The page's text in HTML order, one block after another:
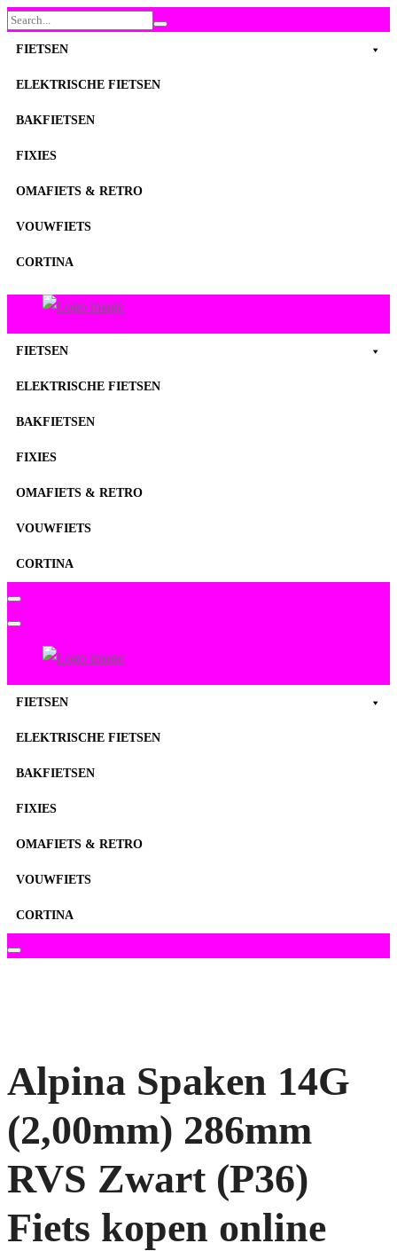
Search
for:
FIETSEN
ELEKTRISCHE FIETSEN
BAKFIETSEN
FIXIES
OMAFIETS & RETRO
VOUWFIETS
CORTINA
FietsenMagazijn
Primary
FIETSEN
ELEKTRISCHE FIETSEN
BAKFIETSEN
FIXIES
OMAFIETS & RETRO
VOUWFIETS
CORTINA
FietsenMagazijn
Primary
FIETSEN
ELEKTRISCHE FIETSEN
BAKFIETSEN
FIXIES
OMAFIETS & RETRO
VOUWFIETS
CORTINA
Alpina Spaken 14G
(2,00mm) 286mm
RVS Zwart (P36)
Fiets kopen online